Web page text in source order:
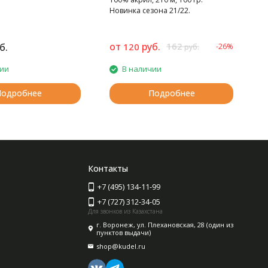
Новинка сезона 21/22.
от 120 руб. 162руб. -26%
В наличии
Подробнее
Контакты
+7 (495) 134-11-99
+7 (727) 312-34-05
Для звонков из Казахстана
г. Воронеж, ул. Плехановская, 28 (один из
пунктов выдачи)
shop@kudel.ru